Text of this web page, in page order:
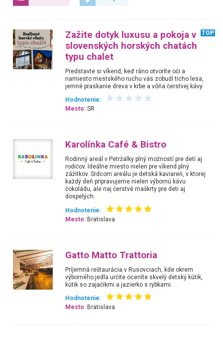
Zažite dotyk luxusu a pokoja v
slovenských horských chatách
typu chalet
TOP
Predstavte si víkend, keď ráno otvoríte oči a
namiesto mestského ruchu vás zobudí ticho lesa,
jemné praskanie dreva v krbe a vôňa čerstvej kávy.
Hodnotenie:
Mesto: SR
Karolínka Café & Bistro
Rodinný areál v Petržalky plný možností pre detí aj
rodičov. Ideálne miesto nielen pre víkend plný
zážitkov. Srdcom areálu je detská kaviareň, v ktorej
každý deň pripravujeme nielen výbornú kávu
čokoládu, ale naj čerstvé maškrty pre deti aj
dospelých.
Hodnotenie:
Mesto: Bratislava
Gatto Matto Trattoria
Príjemná reštaurácia v Rusovciach, kde okrem
výborného jedla určite oceníte skvelý detský kútik,
kútik so zajačikmi a jazierko s rybkami.
Hodnotenie:
Mesto: Bratislava